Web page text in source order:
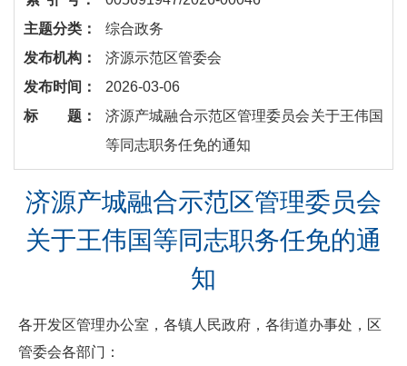
主题分类：
综合政务
发布机构：
济源示范区管委会
发布时间：
2026-03-06
标 题：
济源产城融合示范区管理委员会关于王伟国
等同志职务任免的通知
济源产城融合示范区管理委员会
关于王伟国等同志职务任免的通
知
各开发区管理办公室，各镇人民政府，各街道办事处，区
管委会各部门：